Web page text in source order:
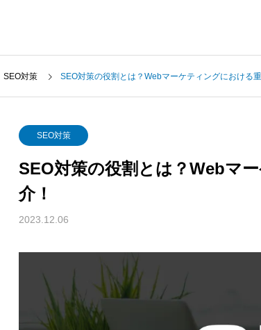
BtoB Marketing
BtoBマーケティング支援
SEO対策 SEO対策の役割とは？Webマーケティングにおける
SEO対策
SEO対策の役割とは？Webマ
介！
2023.12.06